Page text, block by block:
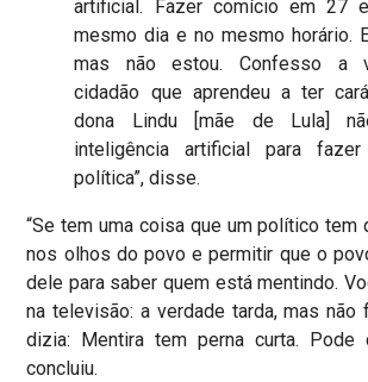
artificial. Fazer comício em 27
mesmo dia e no mesmo horário.
mas não estou. Confesso a
cidadão que aprendeu a ter
dona Lindu [mãe de Lula]
inteligência artificial para fazer
política”, disse.
“Se tem uma coisa que um político tem
nos olhos do povo e permitir que o
dele para saber quem está mentindo.
na televisão: a verdade tarda, mas não
dizia: Mentira tem perna curta. Pode
concluiu.